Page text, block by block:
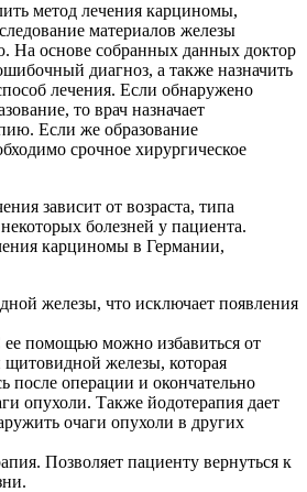
метод лечения карциномы,
материалов железы
На основе собранных данных доктор
диагноз, а также назначить
лечения. Если обнаружено
то врач назначает
Если же образование
срочное хирургическое
зависит от возраста, типа
болезней у пациента.
карциномы в Германии,
железы, что исключает появления
помощью можно избавиться от
щитовидной железы, которая
после операции и окончательно
опухоли. Также йодотерапия дает
очаги опухоли в других
Позволяет пациенту вернуться к